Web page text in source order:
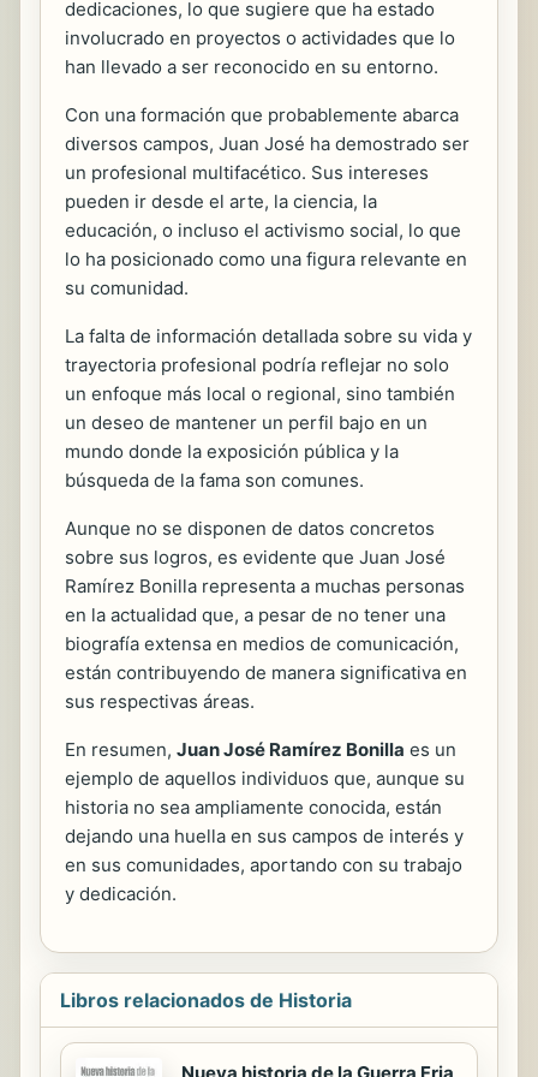
dedicaciones, lo que sugiere que ha estado
involucrado en proyectos o actividades que lo
han llevado a ser reconocido en su entorno.
Con una formación que probablemente abarca
diversos campos, Juan José ha demostrado ser
un profesional multifacético. Sus intereses
pueden ir desde el arte, la ciencia, la
educación, o incluso el activismo social, lo que
lo ha posicionado como una figura relevante en
su comunidad.
La falta de información detallada sobre su vida y
trayectoria profesional podría reflejar no solo
un enfoque más local o regional, sino también
un deseo de mantener un perfil bajo en un
mundo donde la exposición pública y la
búsqueda de la fama son comunes.
Aunque no se disponen de datos concretos
sobre sus logros, es evidente que Juan José
Ramírez Bonilla representa a muchas personas
en la actualidad que, a pesar de no tener una
biografía extensa en medios de comunicación,
están contribuyendo de manera significativa en
sus respectivas áreas.
En resumen, Juan José Ramírez Bonilla es un
ejemplo de aquellos individuos que, aunque su
historia no sea ampliamente conocida, están
dejando una huella en sus campos de interés y
en sus comunidades, aportando con su trabajo
y dedicación.
Libros relacionados de Historia